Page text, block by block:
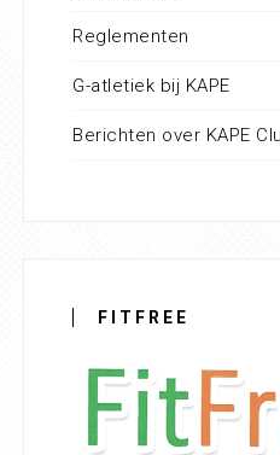
Reglementen
G-atletiek bij KAPE
Berichten over KAPE
FITFREE